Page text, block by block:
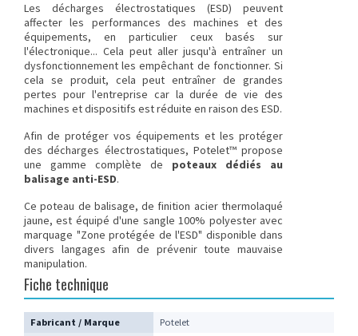
Les décharges électrostatiques (ESD) peuvent
affecter les performances des machines et des
équipements, en particulier ceux basés sur
l'électronique... Cela peut aller jusqu'à entraîner un
dysfonctionnement les empêchant de fonctionner. Si
cela se produit, cela peut entraîner de grandes
pertes pour l'entreprise car la durée de vie des
machines et dispositifs est réduite en raison des ESD.
Afin de protéger vos équipements et les protéger
des décharges électrostatiques, Potelet™ propose
une gamme complète de poteaux dédiés au
balisage anti-ESD.
Cepoteau de balisage, de finition acier thermolaqué
jaune, est équipé d'une sangle 100% polyester avec
marquage "Zone protégée de l'ESD" disponible dans
divers langages afin de prévenir toute mauvaise
manipulation.
Fiche technique
Fabricant / Marque
Potelet